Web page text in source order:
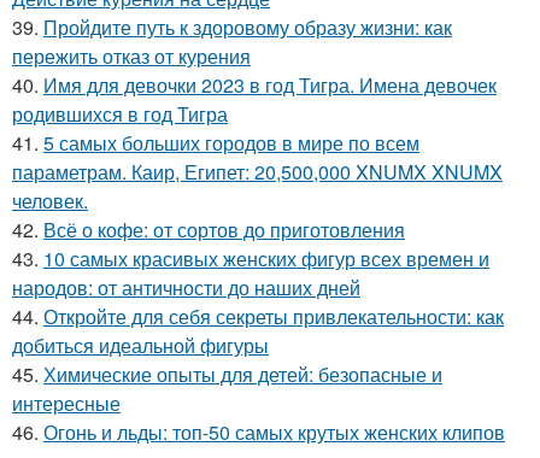
39. Пройдите путь к здоровому образу жизни: как
пережить отказ от курения
40. Имя для девочки 2023 в год Тигра. Имена девочек
родившихся в год Тигра
41. 5 самых больших городов в мире по всем
параметрам. Каир, Египет: 20,500,000 XNUMX XNUMX
человек.
42. Всё о кофе: от сортов до приготовления
43. 10 самых красивых женских фигур всех времен и
народов: от античности до наших дней
44. Откройте для себя секреты привлекательности: как
добиться идеальной фигуры
45. Химические опыты для детей: безопасные и
интересные
46. Огонь и льды: топ-50 самых крутых женских клипов